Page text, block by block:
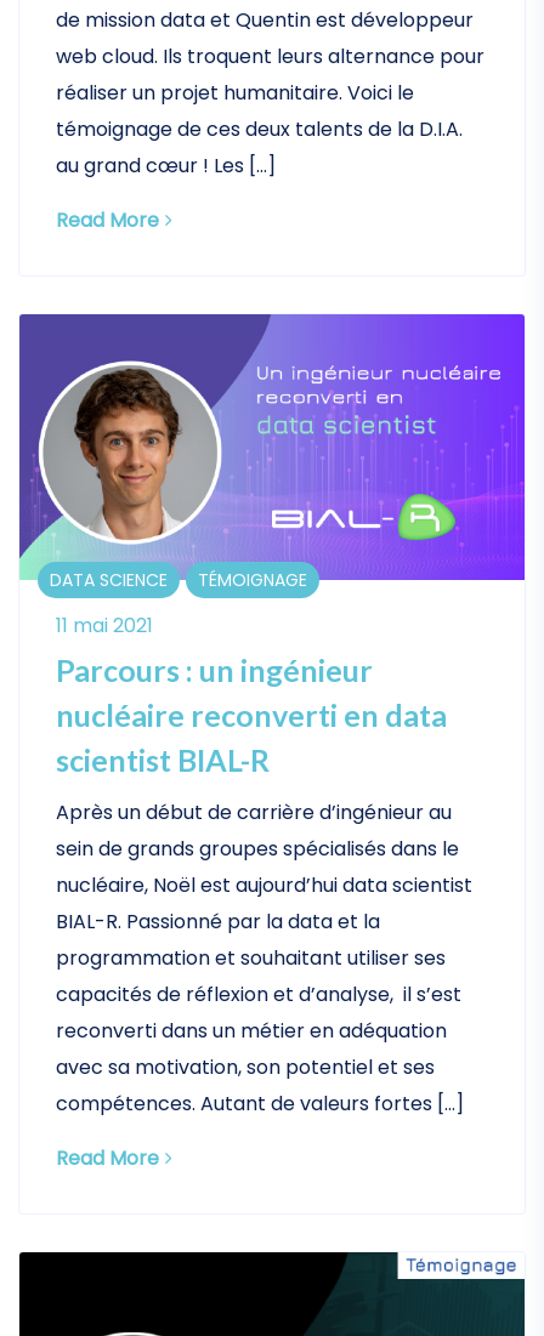
de mission data et Quentin est développeur
web cloud. Ils troquent leurs alternance pour
réaliser un projet humanitaire. Voici le
témoignage de ces deux talents de la D.I.A.
au grand cœur ! Les […]
Read More
DATA SCIENCE TÉMOIGNAGE
11 mai 2021
Parcours : un ingénieur
nucléaire reconverti en data
scientist BIAL-R
Après un début de carrière d’ingénieur au
sein de grands groupes spécialisés dans le
nucléaire, Noël est aujourd’hui data scientist
BIAL-R. Passionné par la data et la
programmation et souhaitant utiliser ses
capacités de réflexion et d’analyse, il s’est
reconverti dans un métier en adéquation
avec sa motivation, son potentiel et ses
compétences. Autant de valeurs fortes […]
Read More